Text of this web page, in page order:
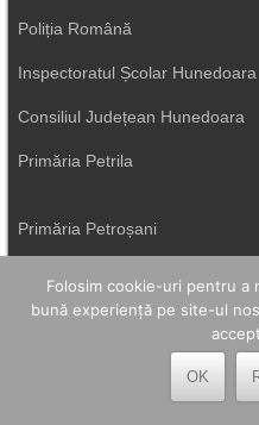
Poliția Română
Inspectoratul Școlar Hunedoara
Consiliul Județean Hunedoara
Primăria Petrila
Primăria Petroșani
Primăria Lupeni
Direcția de Sănătate Hunedoara
Folosim cookie-uri pentru a
bună experiență pe site-ul
OK